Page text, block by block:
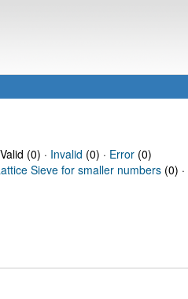
(0) · Invalid (0) · Error(0)
Sieve for smaller numbers (0) ·